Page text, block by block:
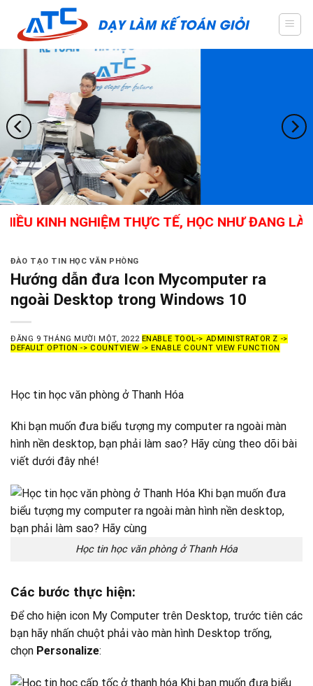
content
NGHIỆM THỰC TẾ, HỌC NHƯ ĐANG LÀM,
ĐÀO TẠO TIN HỌC VĂN PHÒNG
Hướng dẫn đưa Icon Mycomputer ra
ngoài Desktop trong Windows 10
ĐĂNG 9 THÁNG MƯỜI MỘT, 2022 ENABLE TOOL-> ADMINISTRATOR Z ->
DEFAULT OPTION -> COUNTVIEW -> ENABLE COUNT VIEW FUNCTION
Học tin học văn phòng ở Thanh Hóa
Khi bạn muốn đưa biểu tượng my computer ra ngoài màn
hình nền desktop, bạn phải làm sao? Hãy cùng theo dõi bài
viết dưới đây nhé!
Học tin học văn phòng ở Thanh Hóa
Các bước thực hiện:
Để cho hiện icon My Computer trên Desktop, trước tiên các
bạn hãy nhấn chuột phải vào màn hình Desktop trống,
chọn Personalize: